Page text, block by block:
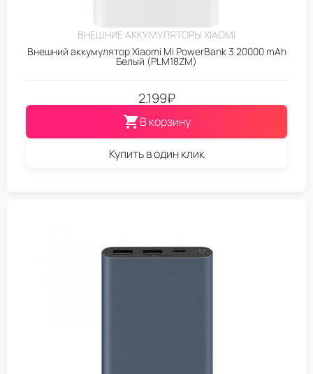
ВНЕШНИЕ АККУМУЛЯТОРЫ XIAOMI
Внешний аккумулятор Xiaomi Mi PowerBank 3 20000 mAh
Белый (PLM18ZM)
2.199₽
В корзину
Купить в один клик